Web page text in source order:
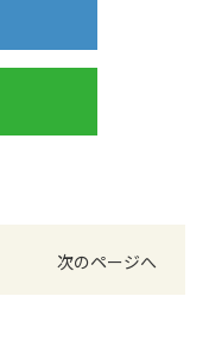
次のページへ